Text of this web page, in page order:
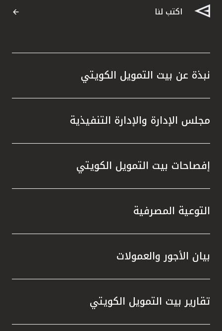
اكتب لنا
نبذة عن بيت التمويل الكويتي
مجلس الإدارة والإدارة التنفيذية
إفصاحات بيت التمويل الكويتي
التوعية المصرفية
بيان الأجور والعمولات
تقارير بيت التمويل الكويتي